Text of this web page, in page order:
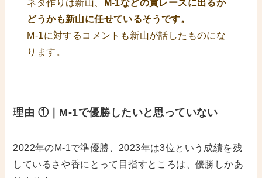
ネタ作りは新山、
M-1などの賞レースに出るか
どうかも新山に任せているそうです。
M-1に対するコメントも新山が話したものにな
ります。
理由 ①｜M-1で優勝したいと思っていない
2022年のM-1で準優勝、2023年は3位という成績を残
しているさや香にとって目指すところは、優勝しかあ